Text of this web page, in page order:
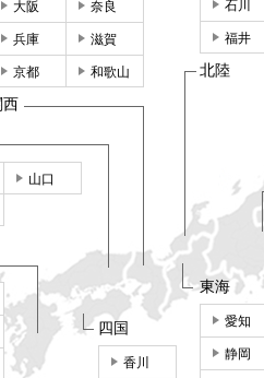
東海
愛知
静岡
石川
福井
北陸
大阪 奈良
兵庫 滋賀
京都 和歌山
西
山口
四国
香川